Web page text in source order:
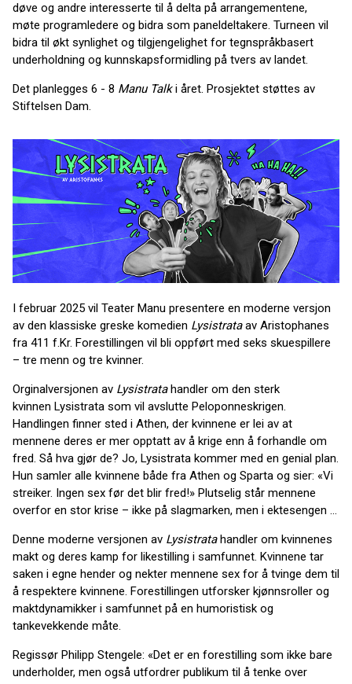
døve og andre interesserte til å delta på arrangementene,
møte programledere og bidra som paneldeltakere. Turneen vil
bidra til økt synlighet og tilgjengelighet for tegnspråkbasert
underholdning og kunnskapsformidling på tvers av landet.
Det planlegges 6 - 8 Manu Talki året. Prosjektet støttes av
Stiftelsen Dam.
I februar 2025 vil Teater Manu presentere en moderne versjon
av den klassiske greske komedien Lysistrataav Aristophanes
fra 411 f.Kr. Forestillingen vil bli oppført med seks skuespillere
– tre menn og tre kvinner.
Orginalversjonen av Lysistratahandler om den sterk
kvinnen Lysistrata som vil avslutte Peloponneskrigen.
Handlingen finner sted i Athen, der kvinnene er lei av at
mennene deres er mer opptatt av å krige enn å forhandle om
fred. Så hva gjør de? Jo, Lysistrata kommer med en genial plan.
Hun samler alle kvinnene både fra Athen og Sparta og sier: «Vi
streiker. Ingen sex før det blir fred!» Plutselig står mennene
overfor en stor krise – ikke på slagmarken, men i ektesengen …
Denne moderne versjonen av Lysistratahandler om kvinnenes
makt og deres kamp for likestilling i samfunnet. Kvinnene tar
saken i egne hender og nekter mennene sex for å tvinge dem til
å respektere kvinnene. Forestillingen utforsker kjønnsroller og
maktdynamikker i samfunnet på en humoristisk og
tankevekkende måte.
Regissør Philipp Stengele: «Det er en forestilling som ikke bare
underholder, men også utfordrer publikum til å tenke over